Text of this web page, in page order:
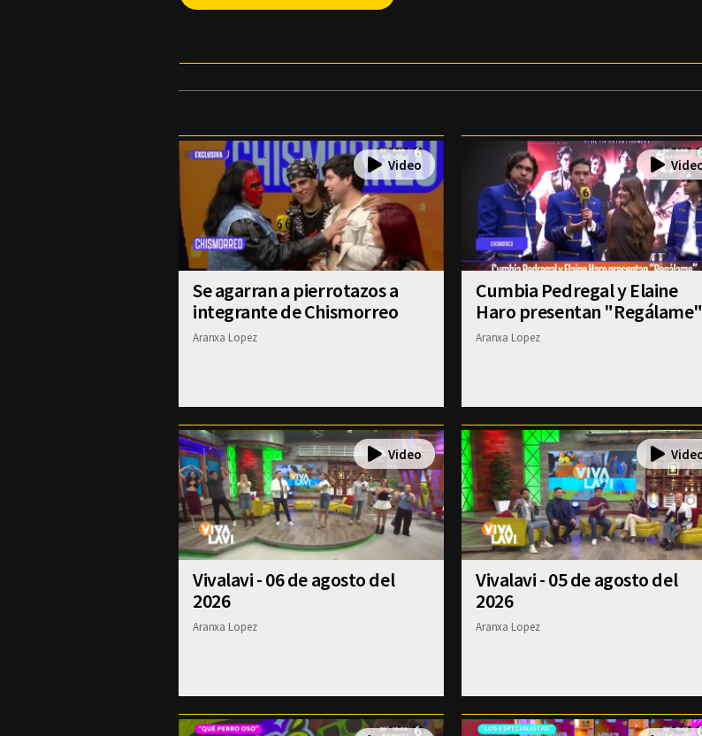
Se agarran a pierrotazos a
integrante de Chismorreo
Aranxa Lopez
Cumbia Pedregal y Elaine
Haro presentan "Regálame"
Aranxa Lopez
Vivalavi - 06 de agosto del
2026
Aranxa Lopez
Vivalavi - 05 de agosto del
2026
Aranxa Lopez